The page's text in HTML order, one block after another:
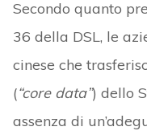
Secondo quanto
36 della DSL, le
cinese che
(“core data”) dello
assenza di